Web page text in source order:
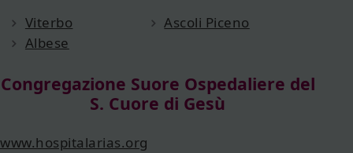
Viterbo
Ascoli Piceno
Albese
Congregazione Suore Ospedaliere del
S. Cuore di Gesù
www.hospitalarias.org